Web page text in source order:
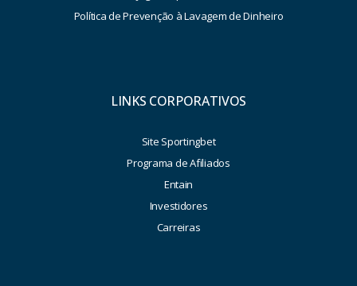
Política de Prevenção à Lavagem de Dinheiro
LINKS CORPORATIVOS
Site Sportingbet
Programa de Afiliados
Entain
Investidores
Carreiras